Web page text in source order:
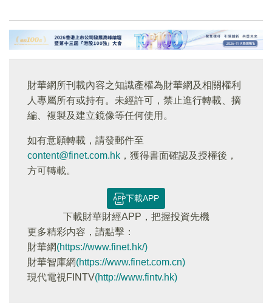
財華網所刊載內容之知識產權為財華網及相關權利
人專屬所有或持有。未經許可，禁止進行轉載、摘
編、複製及建立鏡像等任何使用。
如有意願轉載，請發郵件至
content@finet.com.hk ，獲得書面確認及授權後，
方可轉載。
下載APP
下載財華財經APP，把握投資先機
更多精彩内容，請點擊：
財華網(https://www.finet.hk/)
財華智庫網(https://www.finet.com.cn)
現代電視FINTV(http://www.fintv.hk)